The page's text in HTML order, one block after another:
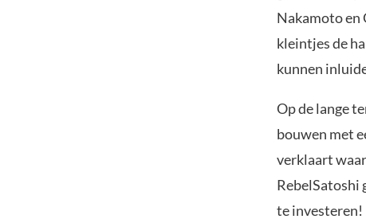
Nakamoto en
kleintjes de
kunnen
Op de lange
bouwen met
verklaart
RebelSatoshi
te investeren!